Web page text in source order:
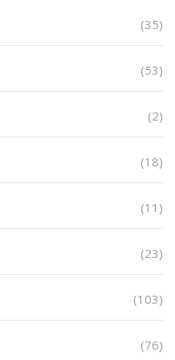
(35)
(53)
(2)
(18)
(11)
(23)
(103)
(76)